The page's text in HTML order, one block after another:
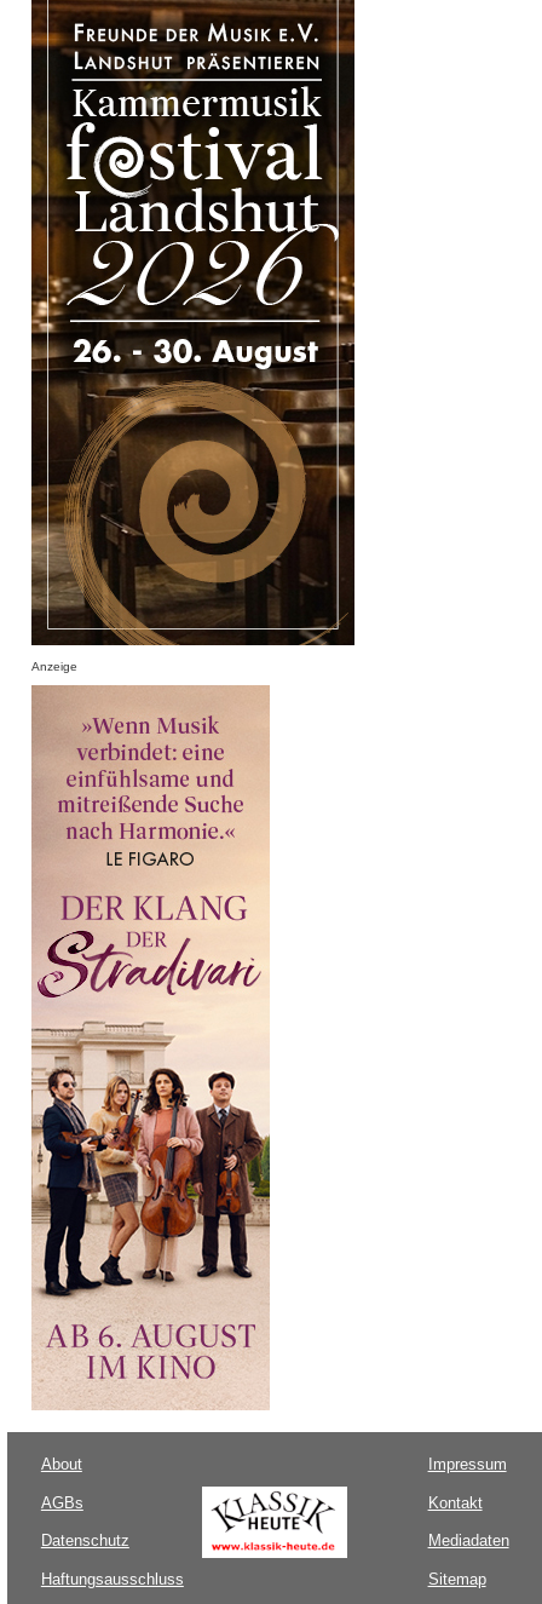
Anzeige
About
AGBs
Datenschutz
Haftungsausschluss
Impressum
Kontakt
Mediadaten
Sitemap